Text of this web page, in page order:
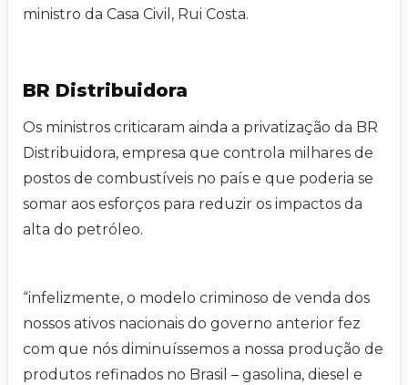
ministro da Casa Civil, Rui Costa.
BR Distribuidora
Os ministros criticaram ainda a privatização da BR
Distribuidora, empresa que controla milhares de
postos de combustíveis no país e que poderia se
somar aos esforços para reduzir os impactos da
alta do petróleo.
“infelizmente, o modelo criminoso de venda dos
nossos ativos nacionais do governo anterior fez
com que nós diminuíssemos a nossa produção de
produtos refinados no Brasil – gasolina, diesel e